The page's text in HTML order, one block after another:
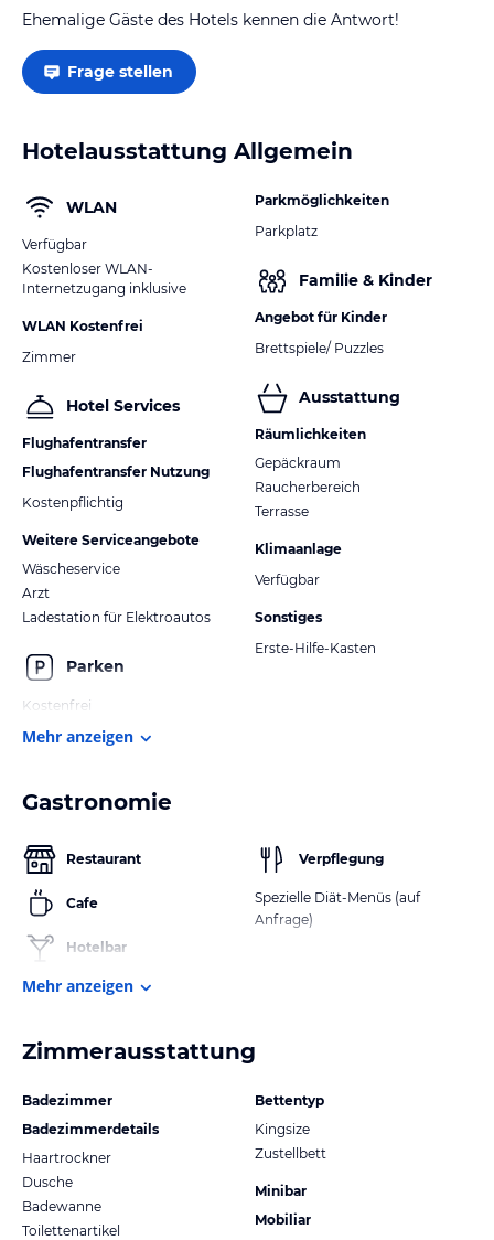
Ehemalige Gäste des Hotels kennen die Antwort!
Frage stellen
Hotelausstattung Allgemein
WLAN
Verfügbar
Kostenloser WLAN-
Internetzugang inklusive
WLAN Kostenfrei
Zimmer
Hotel Services
Flughafentransfer
Flughafentransfer Nutzung
Kostenpflichtig
Weitere Serviceangebote
Wäscheservice
Arzt
Ladestation für Elektroautos
Parken
Kostenfrei
Parkmöglichkeiten
Parkplatz
Familie & Kinder
Angebot für Kinder
Brettspiele/ Puzzles
Ausstattung
Räumlichkeiten
Gepäckraum
Raucherbereich
Terrasse
Klimaanlage
Verfügbar
Sonstiges
Erste-Hilfe-Kasten
Mehr anzeigen
Gastronomie
Restaurant
Cafe
Hotelbar
Verpflegung
Spezielle Diät-Menüs (auf
Anfrage)
Mehr anzeigen
Zimmerausstattung
Badezimmer
Badezimmerdetails
Haartrockner
Dusche
Badewanne
Toilettenartikel
Bettentyp
Kingsize
Zustellbett
Minibar
Mobiliar